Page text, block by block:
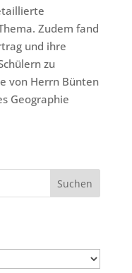
Zudem fand
und ihre
zu
von Herrn Bünten
Geographie